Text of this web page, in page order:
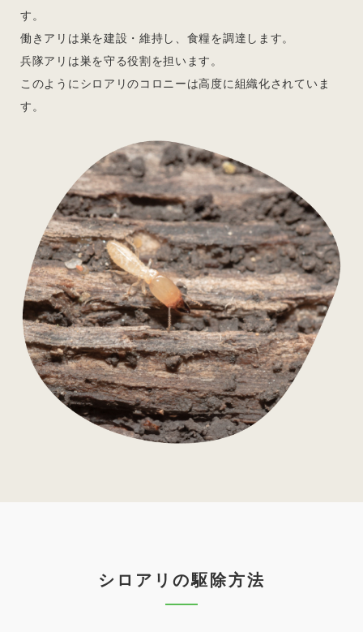
す。
働きアリは巣を建設・維持し、食糧を調達します。
兵隊アリは巣を守る役割を担います。
このようにシロアリのコロニーは高度に組織化されていま
す。
シロアリの駆除方法